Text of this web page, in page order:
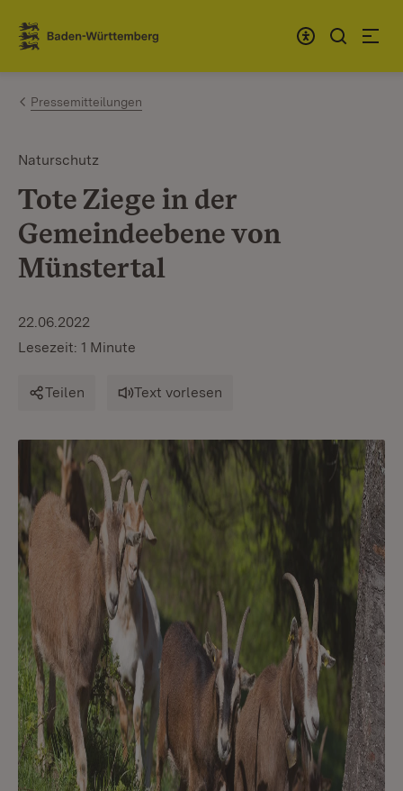
Zum Inhalt springen
Link zur Startseite
Pressemitteilungen
Naturschutz
Tote Ziege in der
Gemeindeebene von
Münstertal
22.06.2022
Lesezeit: 1 Minute
Teilen Text vorlesen